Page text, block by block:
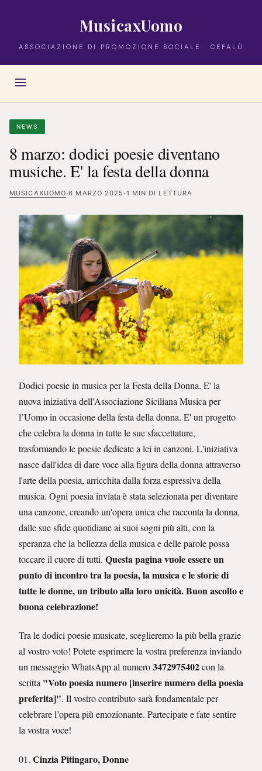
MusicaxUomo
ASSOCIAZIONE DI PROMOZIONE SOCIALE · CEFALÙ
NEWS
8 marzo: dodici poesie diventano
musiche. E' la festa della donna
MUSICAXUOMO·6 MARZO 2025 ·1 MIN DI LETTURA
Dodici poesie in musica per la Festa della Donna. E' la
nuova iniziativa dell'Associazione Siciliana Musica per
l’Uomo in occasione della festa della donna. E' un progetto
che celebra la donna in tutte le sue sfaccettature,
trasformando le poesie dedicate a lei in canzoni. L'iniziativa
nasce dall'idea di dare voce alla figura della donna attraverso
l'arte della poesia, arricchita dalla forza espressiva della
musica. Ogni poesia inviata è stata selezionata per diventare
una canzone, creando un'opera unica che racconta la donna,
dalle sue sfide quotidiane ai suoi sogni più alti, con la
speranza che la bellezza della musica e delle parole possa
toccare il cuore di tutti. Questa pagina vuole essere un
punto di incontro tra la poesia, la musica e le storie di
tutte le donne, un tributo alla loro unicità. Buon ascolto e
buona celebrazione!
Tra le dodici poesie musicate, sceglieremo la più bella grazie
al vostro voto! Potete esprimere la vostra preferenza inviando
un messaggio WhatsApp al numero3472975402con la
scritta "Voto poesia numero [inserire numero della poesia
preferita]". Il vostro contributo sarà fondamentale per
celebrare l’opera più emozionante. Partecipate e fate sentire
la vostra voce!
01. Cinzia Pitingaro, Donne